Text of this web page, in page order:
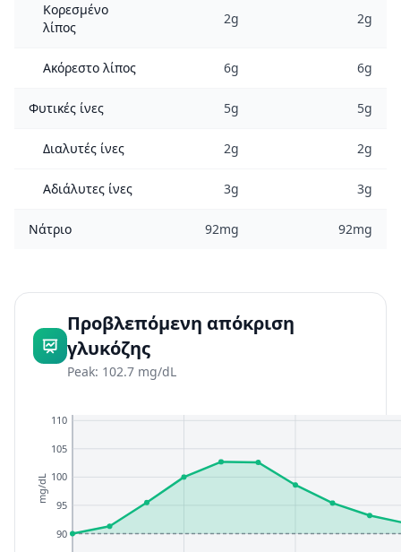
Κορεσμένο
λίπος
2g 2g
Ακόρεστο λίπος 6g 6g
Φυτικές ίνες 5g 5g
Διαλυτές ίνες 2g 2g
Αδιάλυτες ίνες 3g 3g
Νάτριο 92mg 92mg
Προβλεπόμενη απόκριση
γλυκόζης
Peak: 102.7 mg/dL
90
95
100
105
110
mg/dL